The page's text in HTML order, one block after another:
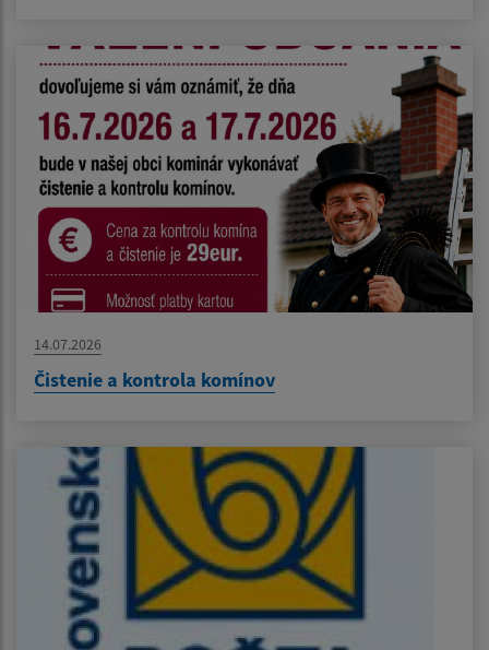
14.07.2026
Čistenie a kontrola komínov